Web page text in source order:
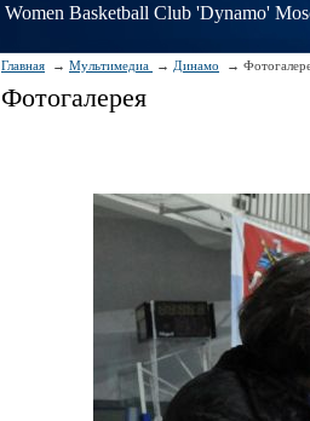
Women Basketball Club 'Dynamo'
Главная Мультимедиа Динамо
Фотогалерея